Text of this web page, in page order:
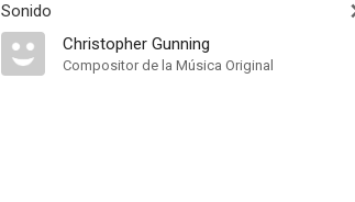
Sonido
Christopher Gunning
Compositor de la Música Original